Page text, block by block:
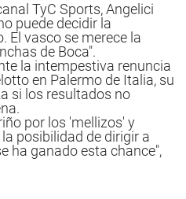
TyC Sports, Angelici
puede decidir la
El vasco se merece la
de Boca".
la intempestiva renuncia
en Palermo de Italia, su
si los resultados no
por los 'mellizos' y
posibilidad de dirigir a
ha ganado esta chance",